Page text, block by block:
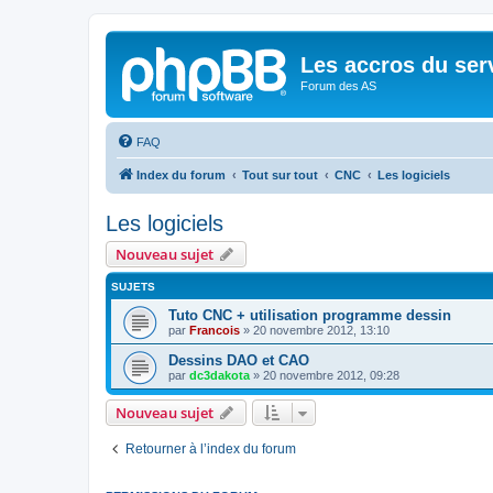
Les accros du
Forum des AS
FAQ
Index du forum Tout sur tout CNC Les logiciels
Les logiciels
Nouveau sujet
SUJETS
Tuto CNC + utilisation programme dessin
par Francois » 20 novembre 2012, 13:10
Dessins DAO et CAO
par dc3dakota » 20 novembre 2012, 09:28
Nouveau sujet
Retourner à l’index du forum